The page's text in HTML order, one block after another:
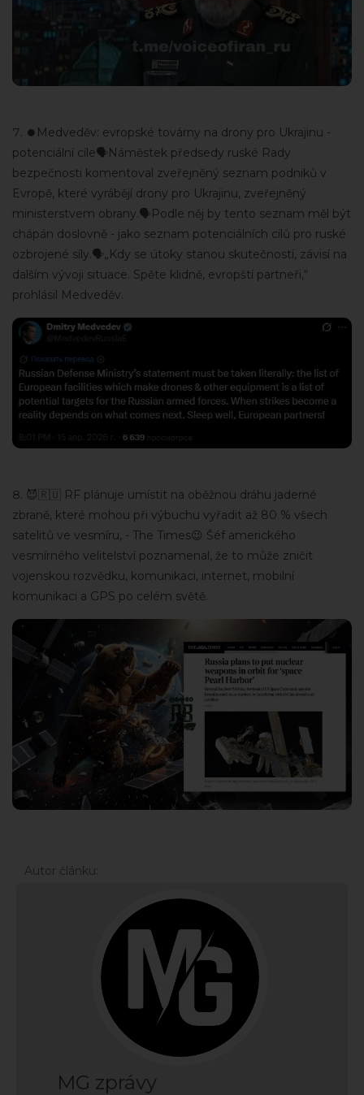
⏺️Medveděv: evropské továrny na drony pro Ukrajinu -
potenciální cíle🗣Náměstek předsedy ruské Rady
bezpečnosti komentoval zveřejněný seznam podniků v
Evropě, které vyrábějí drony pro Ukrajinu, zveřejněný
ministerstvem obrany.🗣Podle něj by tento seznam měl být
chápán doslovně - jako seznam potenciálních cílů pro ruské
ozbrojené síly.🗣„Kdy se útoky stanou skutečností, závisí na
dalším vývoji situace. Spěte klidně, evropští partneři,“
prohlásil Medveděv.
😈🇷🇺 RF plánuje umístit na oběžnou dráhu jaderné
zbraně, které mohou při výbuchu vyřadit až 80 % všech
satelitů ve vesmíru, - The Times😉 Šéf amerického
vesmírného velitelství poznamenal, že to může zničit
vojenskou rozvědku, komunikaci, internet, mobilní
komunikaci a GPS po celém světě.
Autor článku:
MG zprávy